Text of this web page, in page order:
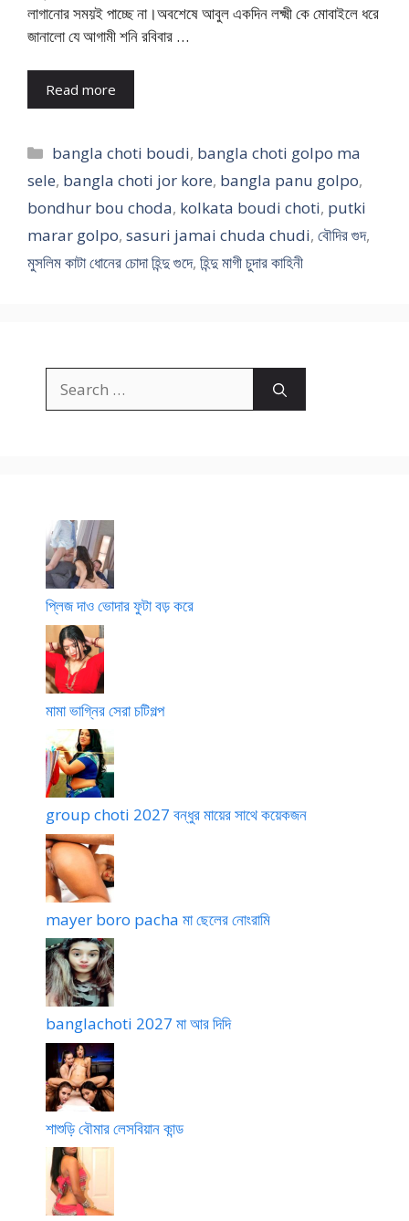
লাগানোর সময়ই পাচ্ছে না।অবশেষে আবুল একদিন লক্ষ্মী কে মোবাইলে ধরে
জানালো যে আগামী শনি রবিবার …
Read more
Categories
bangla choti boudi, bangla choti golpo ma
sele, bangla choti jor kore, bangla panu golpo,
bondhur bou choda, kolkata boudi choti, putki
marar golpo, sasuri jamai chuda chudi, বৌদির গুদ,
মুসলিম কাটা ধোনের চোদা হিন্দু গুদে, হিন্দু মাগী চুদার কাহিনী
for:
প্লিজ দাও ভোদার ফুটা বড় করে
মামা ভাগ্নির সেরা চটিগল্প
group choti 2027 বন্ধুর মায়ের সাথে কয়েকজন
mayer boro pacha মা ছেলের নোংরামি
banglachoti 2027 মা আর দিদি
শাশুড়ি বৌমার লেসবিয়ান কান্ড